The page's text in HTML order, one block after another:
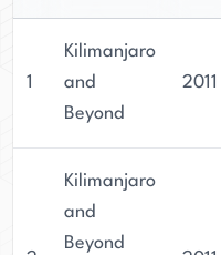
1
Kilimanjaro
and
Beyond
2011
Kilimanjaro
and
Beyond